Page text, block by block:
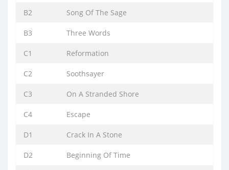
B2 Song Of The Sage
B3 Three Words
C1 Reformation
C2 Soothsayer
C3 On A Stranded Shore
C4 Escape
D1 Crack In A Stone
D2 Beginning Of Time